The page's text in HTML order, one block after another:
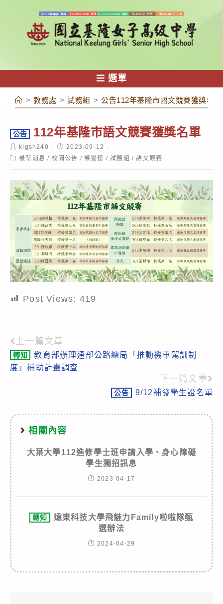
容
選單
> 教務處 > 試務組 > 公告112年基隆市語文競賽獲獎名單
公告 112年基隆市語文競賽獲獎名單
Post
author:
klgsh240
Post
published:
2023-09-12
Post最新消息 / 校園公告 / 榮譽榜 / 試務組 / 語文競賽
Post Views: 419
Read
more
上一篇文章
轉知
教育部辦理通部公路總局「推動機車駕訓制
度」補助計畫調查
下一篇文章
公告 9/12補發學生證名單
相關內容
大葉大學112進修學士班申請入學、身心障礙
學生獨招訊息
2023-04-17
轉知
遠東科技大學飛魅力Family啦啦隊甄
選辦法
2024-04-29